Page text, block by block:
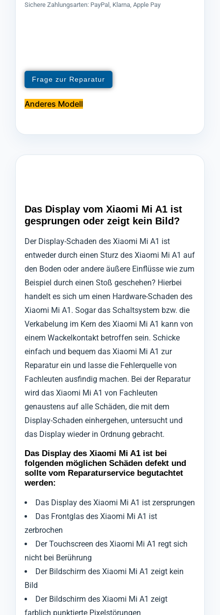
Sichere Zahlungsarten: PayPal, Klarna, Apple Pay
Frage zur Reparatur
Anderes Modell
Das Display vom Xiaomi Mi A1 ist
gesprungen oder zeigt kein Bild?
Der Display-Schaden des Xiaomi Mi A1 ist
entweder durch einen Sturz des Xiaomi Mi A1 auf
den Boden oder andere äußere Einflüsse wie zum
Beispiel durch einen Stoß geschehen? Hierbei
handelt es sich um einen Hardware-Schaden des
Xiaomi Mi A1. Sogar das Schaltsystem bzw. die
Verkabelung im Kern des Xiaomi Mi A1 kann von
einem Wackelkontakt betroffen sein. Schicke
einfach und bequem das Xiaomi Mi A1 zur
Reparatur ein und lasse die Fehlerquelle von
Fachleuten ausfindig machen. Bei der Reparatur
wird das Xiaomi Mi A1 von Fachleuten
genaustens auf alle Schäden, die mit dem
Display-Schaden einhergehen, untersucht und
das Display wieder in Ordnung gebracht.
Das Display des Xiaomi Mi A1 ist bei
folgenden möglichen Schäden defekt und
sollte vom Reparaturservice begutachtet
werden:
Das Display des Xiaomi Mi A1 ist zersprungen
Das Frontglas des Xiaomi Mi A1 ist
zerbrochen
Der Touchscreen des Xiaomi Mi A1 regt sich
nicht bei Berührung
Der Bildschirm des Xiaomi Mi A1 zeigt kein
Bild
Der Bildschirm des Xiaomi Mi A1 zeigt
farblich punktierte Pixelstörungen